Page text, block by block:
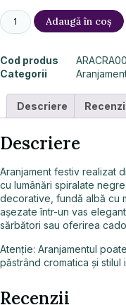
Adaugă în coș
Cod produs
Categorii
Descriere
Descriere
Aranjament festiv realizat
cu lumânări spiralate
decorative, fundă albă cu
așezate într-un vas
sărbători sau oferirea
Atenție: Aranjamentul
păstrând cromatica și
Recenzii